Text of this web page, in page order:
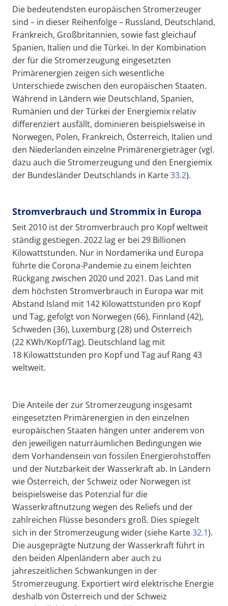
Die bedeutendsten europäischen Stromerzeuger
sind – in dieser Reihenfolge – Russland, Deutschland,
Frankreich, Großbritannien, sowie fast gleichauf
Spanien, Italien und die Türkei. In der Kombination
der für die Stromerzeugung eingesetzten
Primärenergien zeigen sich wesentliche
Unterschiede zwischen den europäischen Staaten.
Während in Ländern wie Deutschland, Spanien,
Rumänien und der Türkei der Energiemix relativ
differenziert ausfällt, dominieren beispielsweise in
Norwegen, Polen, Frankreich, Österreich, Italien und
den Niederlanden einzelne Primärenergieträger (vgl.
dazu auch die Stromerzeugung und den Energiemix
der Bundesländer Deutschlands in Karte33.2).
Stromverbrauch und Strommix in Europa
Seit 2010 ist der Stromverbrauch pro Kopf weltweit
ständig gestiegen. 2022 lag er bei 29 Billionen
Kilowattstunden. Nur in Nordamerika und Europa
führte die Corona-Pandemie zu einem leichten
Rückgang zwischen 2020 und 2021. Das Land mit
dem höchsten Stromverbrauch in Europa war mit
Abstand Island mit 142 Kilowattstunden pro Kopf
und Tag, gefolgt von Norwegen (66), Finnland (42),
Schweden (36), Luxemburg (28) und Österreich
(22 KWh/Kopf/Tag). Deutschland lag mit
18 Kilowattstunden pro Kopf und Tag auf Rang 43
weltweit.
Die Anteile der zur Stromerzeugung insgesamt
eingesetzten Primärenergien in den einzelnen
europäischen Staaten hängen unter anderem von
den jeweiligen naturräumlichen Bedingungen wie
dem Vorhandensein von fossilen Energierohstoffen
und der Nutzbarkeit der Wasserkraft ab. In Ländern
wie Österreich, der Schweiz oder Norwegen ist
beispielsweise das Potenzial für die
Wasserkraftnutzung wegen des Reliefs und der
zahlreichen Flüsse besonders groß. Dies spiegelt
sich in der Stromerzeugung wider (siehe Karte32.1).
Die ausgeprägte Nutzung der Wasserkraft führt in
den beiden Alpenländern aber auch zu
jahreszeitlichen Schwankungen in der
Stromerzeugung. Exportiert wird elektrische Energie
deshalb von Österreich und der Schweiz